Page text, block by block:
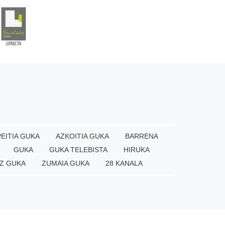
GUKA AZKOITIA GUKA
BARRENA
GUKA GUKA TELEBISTA
HIRUKA
GUKA ZUMAIA GUKA 28 KANALA